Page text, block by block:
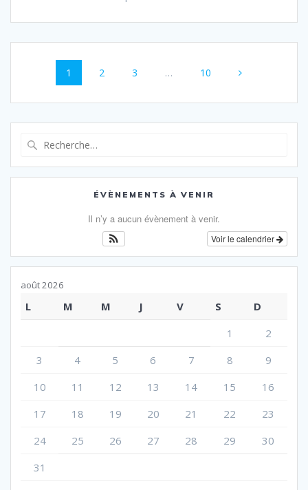
Navigation
sein
des
articles
Page
1 Page
2 Page
3 … Page
10
:
ÉVÈNEMENTS À VENIR
Il n’y a aucun évènement à venir.
Voir le calendrier
août 2026
L M M J V S
D
1
2
3
4 5 6 7 8
9
10
11 12 13 14 15
16
17
18 19 20 21 22
23
24
25 26 27 28 29
30
31